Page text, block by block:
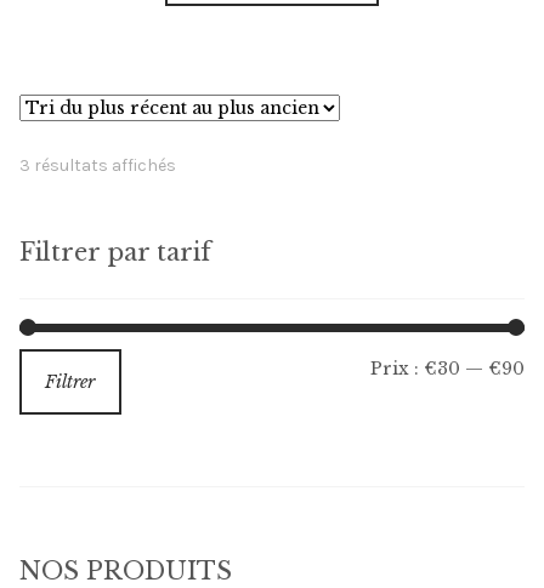
a
3 résultats affichés
récent
Filtrer par tarif
Filtrer
Prix : €30 — €90
NOS PRODUITS